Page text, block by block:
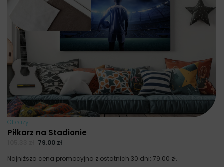
Obrazy
Piłkarz na Stadionie
79.00 zł
Najniższa cena promocyjna z ostatnich 30 dni: 79.00 zł.